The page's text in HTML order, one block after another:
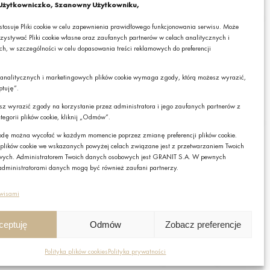
Szanowny Użytkowniku,
Pliki cookie w celu zapewnienia prawidłowego funkcjonowania serwisu. Może
Pliki cookie własne oraz zaufanych partnerów w celach analitycznych i
w szczególności w celu dopasowania treści reklamowych do preferencji
i marketingowych plików cookie wymaga zgody, którą możesz wyrazić,
wyrazić zgody na korzystanie przez administratora i jego zaufanych partnerów z
plików cookie, kliknij „Odmów”.
można wycofać w każdym momencie poprzez zmianę preferencji plików cookie.
cookie we wskazanych powyżej celach związane jest z przetwarzaniem Twoich
Administratorem Twoich danych osobowych jest GRANIT S.A. W pewnych
danych mogą być również zaufani partnerzy.
Odmów Zobacz preferencje
Polityka plików cookiesPolityka prywatności
informacjami o ciekawych promocjach, produktach lub usługach GRANIT
wyrażasz zgodę na otrzymywanie drogą elektroniczną, na podany adres e-mail,
o ciekawych promocjach, produktach lub usługach GRANIT S.A. oraz zgodę na
S.A. Twoich danych osobowych w postaci tego adresu e-mail. Szczegółowe
sprawdzisz w naszej „
zrezygnować z subskrybcji.
Zapisz
Czy chcesz,
żebyśmy do Ciebie